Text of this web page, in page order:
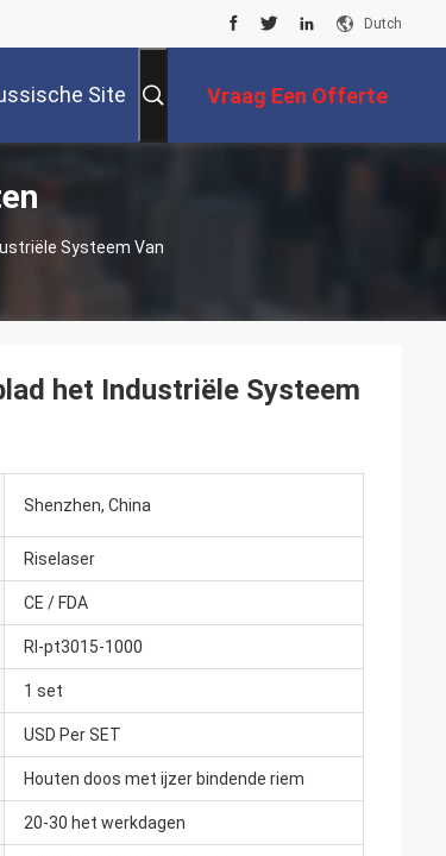
Dutch
Site Vraag Een Offerte
Systeem Van
het Industriële Systeem
Shenzhen, China
Riselaser
CE / FDA
Rl-pt3015-1000
1 set
USD Per SET
Houten doos met ijzer bindende riem
20-30 het werkdagen